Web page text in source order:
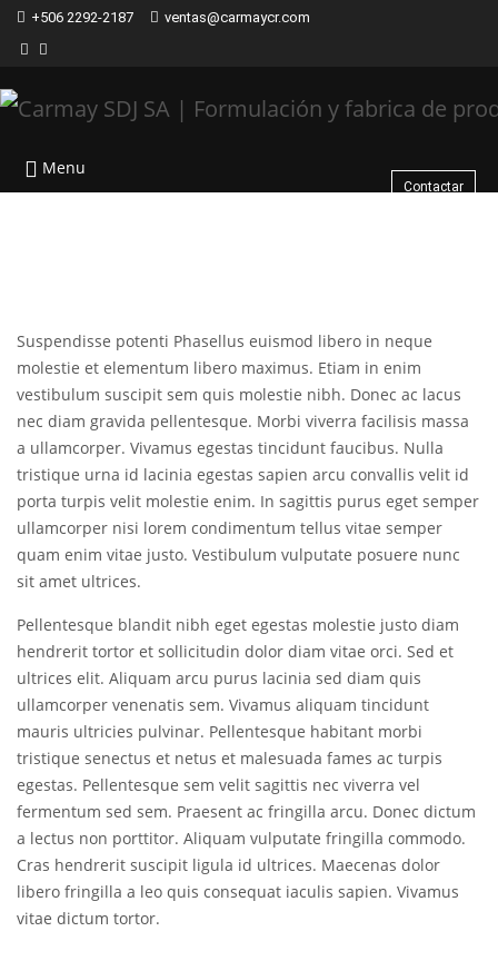
+506 2292-2187 ventas@carmaycr.com
Menu
Contactar
Suspendisse potenti Phasellus euismod libero in neque
molestie et elementum libero maximus. Etiam in enim
vestibulum suscipit sem quis molestie nibh. Donec ac lacus
nec diam gravida pellentesque. Morbi viverra facilisis massa
a ullamcorper. Vivamus egestas tincidunt faucibus. Nulla
tristique urna id lacinia egestas sapien arcu convallis velit id
porta turpis velit molestie enim. In sagittis purus eget semper
ullamcorper nisi lorem condimentum tellus vitae semper
quam enim vitae justo. Vestibulum vulputate posuere nunc
sit amet ultrices.
Pellentesque blandit nibh eget egestas molestie justo diam
hendrerit tortor et sollicitudin dolor diam vitae orci. Sed et
ultrices elit. Aliquam arcu purus lacinia sed diam quis
ullamcorper venenatis sem. Vivamus aliquam tincidunt
mauris ultricies pulvinar. Pellentesque habitant morbi
tristique senectus et netus et malesuada fames ac turpis
egestas. Pellentesque sem velit sagittis nec viverra vel
fermentum sed sem. Praesent ac fringilla arcu. Donec dictum
a lectus non porttitor. Aliquam vulputate fringilla commodo.
Cras hendrerit suscipit ligula id ultrices. Maecenas dolor
libero fringilla a leo quis consequat iaculis sapien. Vivamus
vitae dictum tortor.